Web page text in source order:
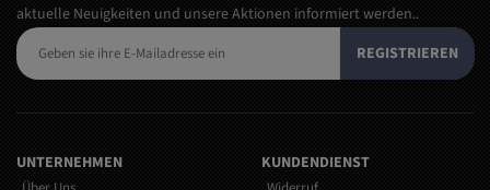
aktuelle Neuigkeiten und unsere Aktionen informiert werden..
REGISTRIEREN
UNTERNEHMEN KUNDENDIENST